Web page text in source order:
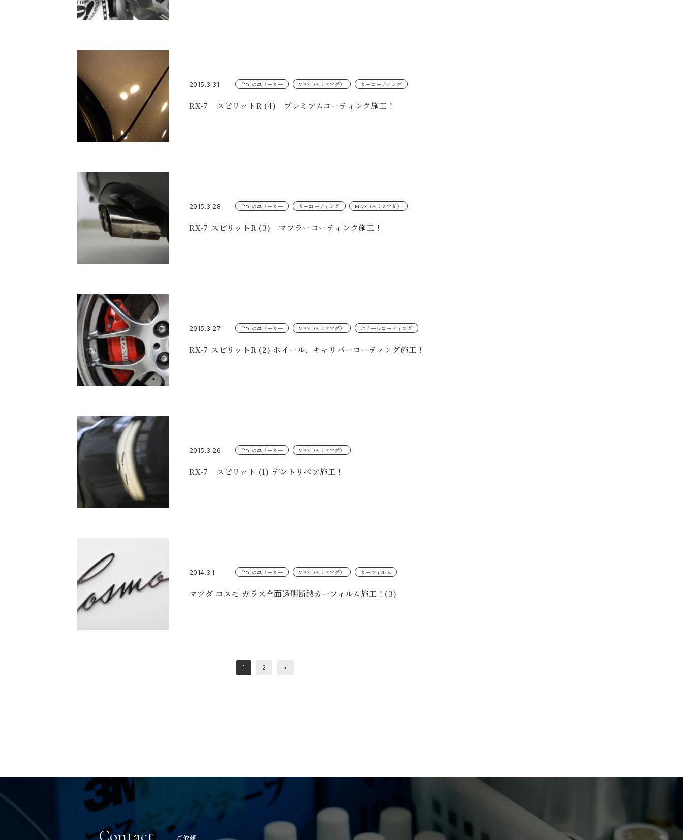
2015.3.31 全ての車メーカー MAZDA（マツダ） カーコーティング
RX-7 スピリットR (4) プレミアムコーティング施工！
2015.3.28 全ての車メーカー カーコーティング MAZDA（マツダ）
RX-7 スピリットR (3) マフラーコーティング施工！
2015.3.27 全ての車メーカー MAZDA（マツダ） ホイールコーティング
RX-7 スピリットR (2) ホイール、キャリパーコーティング施工！
2015.3.26 全ての車メーカー MAZDA（マツダ）
RX-7 スピリット (1) デントリペア施工！
2014.3.1 全ての車メーカー MAZDA（マツダ） カーフィルム
マツダ コスモ ガラス全面透明断熱カーフィルム施工！(3)
1 2 >
ご依頼